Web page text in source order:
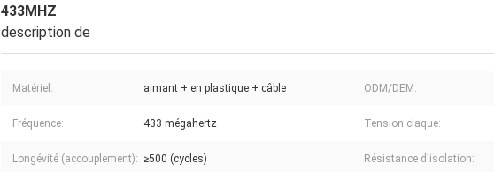
433MHZ
description de
Matériel: aimant + en plastique + câble ODM/DEM:
Fréquence: 433 mégahertz Tension claque:
Longévité (accouplement): ≥500 (cycles) Résistance d'isolation: